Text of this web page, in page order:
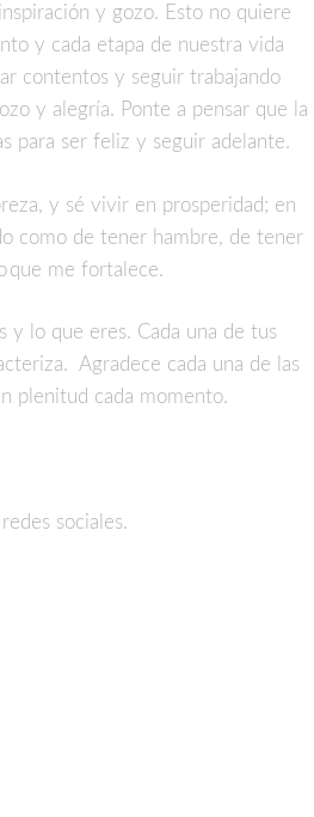
y gozo. Esto no quiere
y cada etapa de nuestra vida
contentos y seguir trabajando
y alegría. Ponte a pensar que la
para ser feliz y seguir adelante.
y sé vivir en prosperidad; en
como de tener hambre, de tener
que me fortalece.
y lo que eres. Cada una de tus
Agradece cada una de las
plenitud cada momento.
sociales.